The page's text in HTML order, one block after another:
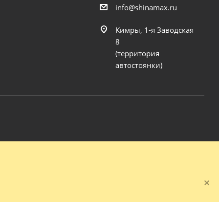
info@shinamax.ru
Кимры, 1-я Заводская
8
(территория
автостоянки)